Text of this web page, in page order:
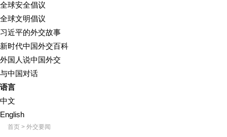
全球安全倡议
全球文明倡议
习近平的外交故事
新时代中国外交百科
外国人说中国外交
与中国对话
语言
中文
English
首页 > 外交要闻